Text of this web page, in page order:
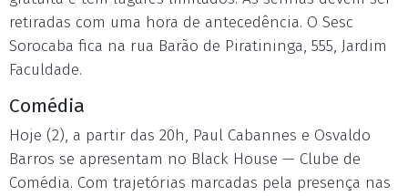
retiradas com uma hora de antecedência. O Sesc
Sorocaba fica na rua Barão de Piratininga, 555, Jardim
Faculdade.
Comédia
Hoje (2), a partir das 20h, Paul Cabannes e Osvaldo
Barros se apresentam no Black House — Clube de
Comédia. Com trajetórias marcadas pela presença nas